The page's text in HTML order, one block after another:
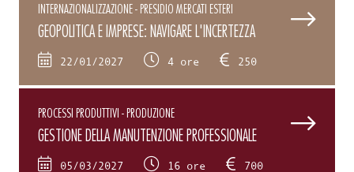
INTERNAZIONALIZZAZIONE - PRESIDIO MERCATI ESTERI
GEOPOLITICA E IMPRESE: NAVIGARE L'INCERTEZZA
22/01/2027 4 ore 250
PROCESSI PRODUTTIVI - PRODUZIONE
GESTIONE DELLA MANUTENZIONE PROFESSIONALE
05/03/2027 16 ore 700